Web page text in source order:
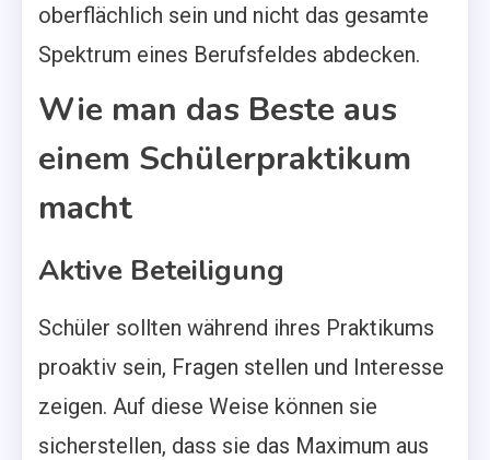
oberflächlich sein und nicht das gesamte
Spektrum eines Berufsfeldes abdecken.
Wie man das Beste aus
einem Schülerpraktikum
macht
Aktive Beteiligung
Schüler sollten während ihres Praktikums
proaktiv sein, Fragen stellen und Interesse
zeigen. Auf diese Weise können sie
sicherstellen, dass sie das Maximum aus